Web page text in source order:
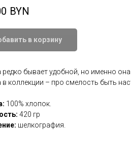
BYN
в корзину
редко бывает удобной, но именно
в коллекции – про смелость быть
100% хлопок.
420 гр
шелкография.